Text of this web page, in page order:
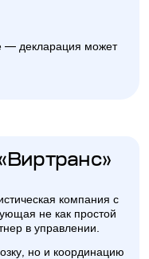
— декларация может
компания с
не как простой
в управлении.
но и координацию